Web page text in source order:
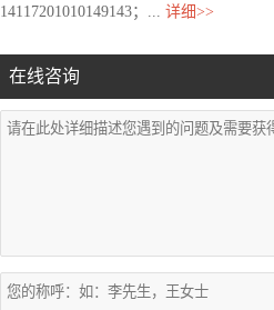
14117201010149143；... 详细>>
在线咨询